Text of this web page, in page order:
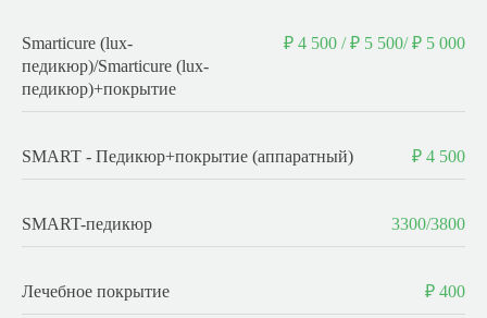
Smarticure (lux-
педикюр)/Smarticure (lux-
педикюр)+покрытие
₽ 4 500 / ₽ 5 500/ ₽ 5 000
SMART - Педикюр+покрытие (аппаратный) ₽ 4 500
SMART-педикюр 3300/3800
Лечебное покрытие ₽ 400